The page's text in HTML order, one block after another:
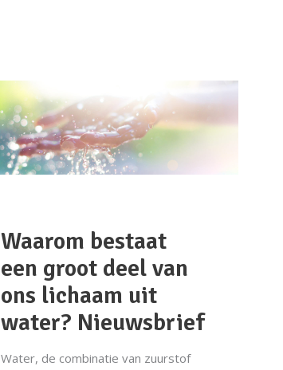
Waarom bestaat
een groot deel van
ons lichaam uit
water? Nieuwsbrief
Water, de combinatie van zuurstof